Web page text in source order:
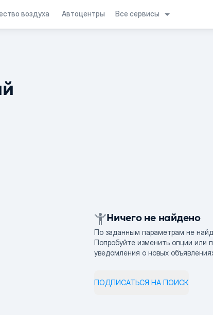
воздуха Автоцентры Все сервисы
Ничего не найдено
По заданным параметрам не
Попробуйте изменить опции или
уведомления о новых
ПОДПИСАТЬСЯ НА ПОИСК